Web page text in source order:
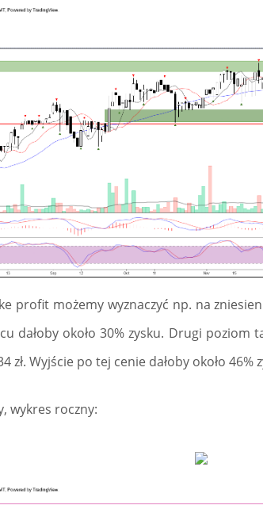
profit możemy wyznaczyć np. na
dałoby około 30% zysku. Drugi poziom
zł. Wyjście po tej cenie dałoby około 46%
wykres roczny: